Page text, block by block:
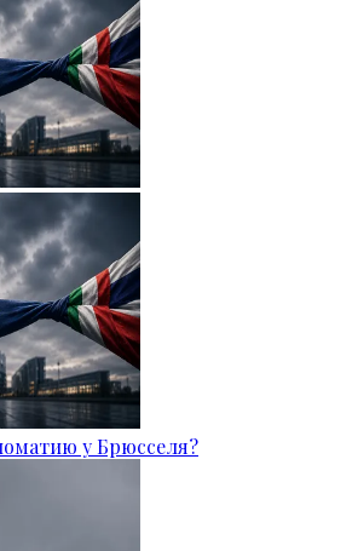
у Брюсселя?